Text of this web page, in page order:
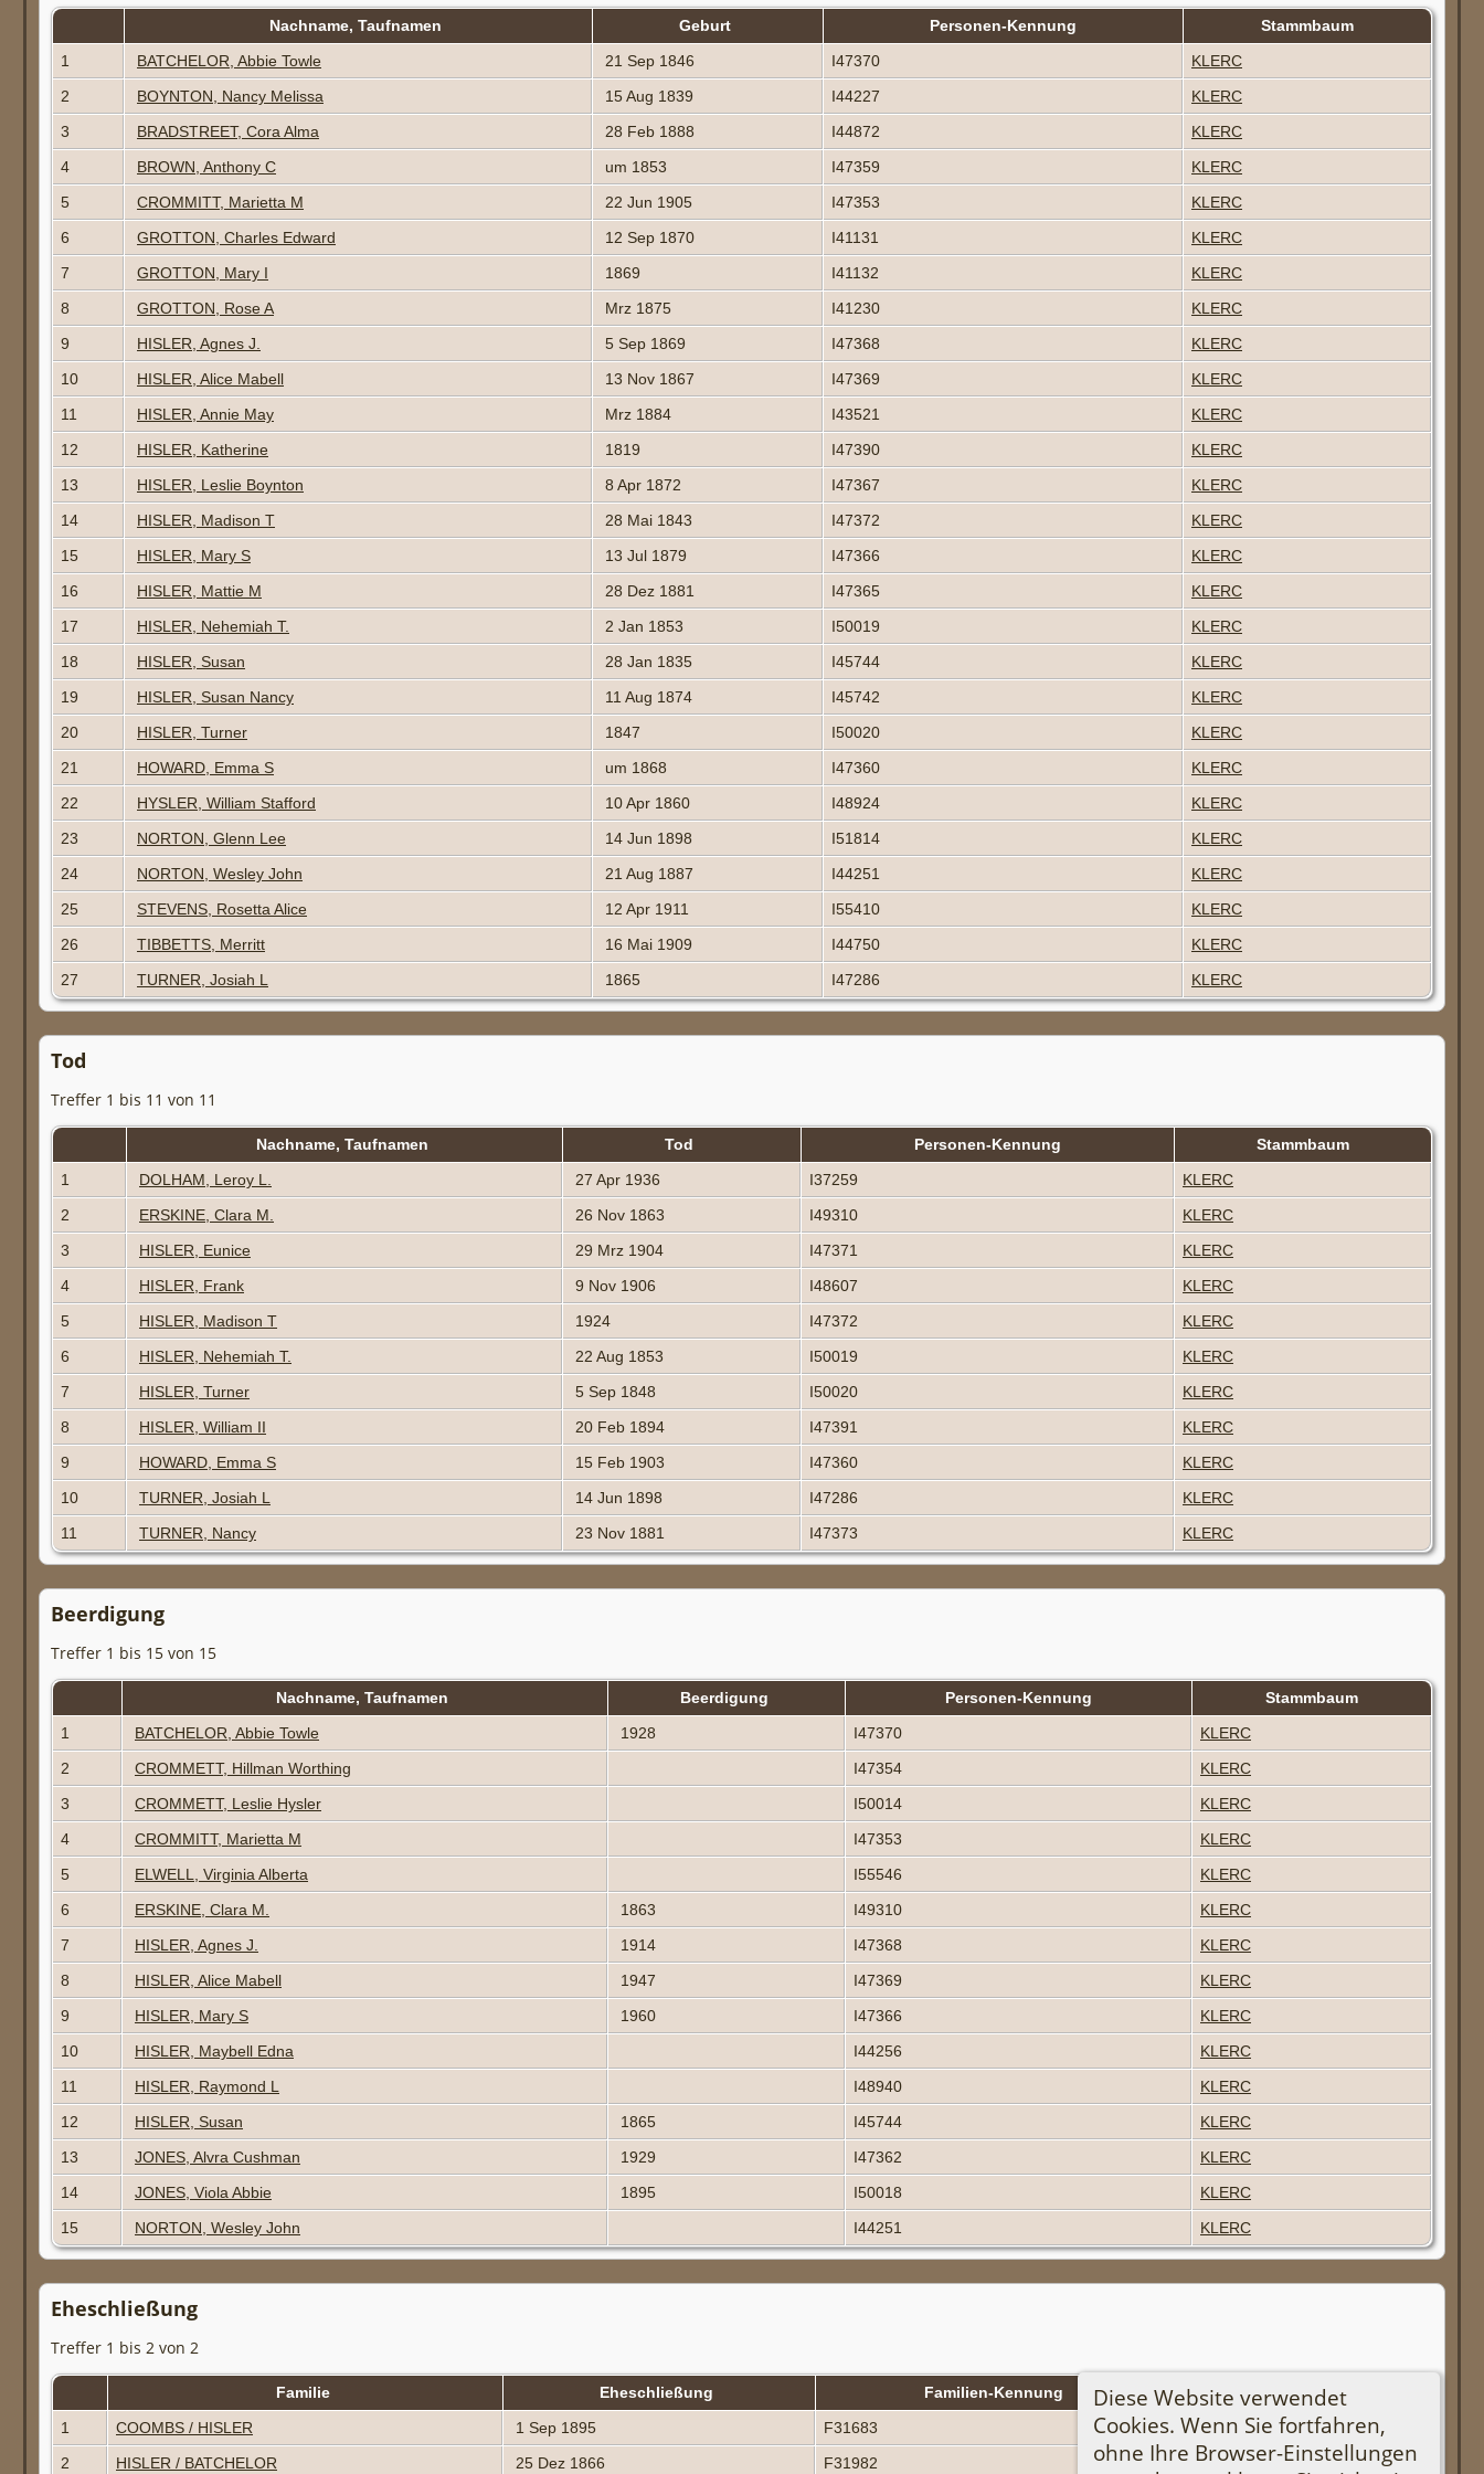
Diese Website verwendet
Cookies. Wenn Sie fortfahren,
ohne Ihre Browser-Einstellungen
Nachname, Taufnamen Geburt Personen-Kennung
Stammbaum
1
BATCHELOR, Abbie Towle 21 Sep 1846 I47370
KLERC
2
BOYNTON, Nancy Melissa 15 Aug 1839 I44227
KLERC
3
BRADSTREET, Cora Alma 28 Feb 1888 I44872
KLERC
4
BROWN, Anthony C um 1853 I47359
KLERC
5
CROMMITT, Marietta M 22 Jun 1905 I47353
KLERC
6
GROTTON, Charles Edward 12 Sep 1870 I41131
KLERC
7
GROTTON, Mary I 1869 I41132
KLERC
8
GROTTON, Rose A Mrz 1875 I41230
KLERC
9
HISLER, Agnes J. 5 Sep 1869 I47368
KLERC
10
HISLER, Alice Mabell 13 Nov 1867 I47369
KLERC
11
HISLER, Annie May Mrz 1884 I43521
KLERC
12
HISLER, Katherine 1819 I47390
KLERC
13
HISLER, Leslie Boynton 8 Apr 1872 I47367
KLERC
14
HISLER, Madison T 28 Mai 1843 I47372
KLERC
15
HISLER, Mary S 13 Jul 1879 I47366
KLERC
16
HISLER, Mattie M 28 Dez 1881 I47365
KLERC
17
HISLER, Nehemiah T. 2 Jan 1853 I50019
KLERC
18
HISLER, Susan 28 Jan 1835 I45744
KLERC
19
HISLER, Susan Nancy 11 Aug 1874 I45742
KLERC
20
HISLER, Turner 1847 I50020
KLERC
21
HOWARD, Emma S um 1868 I47360
KLERC
22
HYSLER, William Stafford 10 Apr 1860 I48924
KLERC
23
NORTON, Glenn Lee 14 Jun 1898 I51814
KLERC
24
NORTON, Wesley John 21 Aug 1887 I44251
KLERC
25
STEVENS, Rosetta Alice 12 Apr 1911 I55410
KLERC
26
TIBBETTS, Merritt 16 Mai 1909 I44750
KLERC
27
TURNER, Josiah L 1865 I47286 KLERC
Tod
Treffer 1 bis 11 von 11
Nachname, Taufnamen Tod Personen-Kennung
Stammbaum
1
DOLHAM, Leroy L. 27 Apr 1936 I37259
KLERC
2
ERSKINE, Clara M. 26 Nov 1863 I49310
KLERC
3
HISLER, Eunice 29 Mrz 1904 I47371
KLERC
4
HISLER, Frank 9 Nov 1906 I48607
KLERC
5
HISLER, Madison T 1924 I47372
KLERC
6
HISLER, Nehemiah T. 22 Aug 1853 I50019
KLERC
7
HISLER, Turner 5 Sep 1848 I50020
KLERC
8
HISLER, William II 20 Feb 1894 I47391
KLERC
9
HOWARD, Emma S 15 Feb 1903 I47360
KLERC
10
TURNER, Josiah L 14 Jun 1898 I47286
KLERC
11
TURNER, Nancy 23 Nov 1881 I47373 KLERC
Beerdigung
Treffer 1 bis 15 von 15
Nachname, Taufnamen Beerdigung Personen-Kennung
Stammbaum
1
BATCHELOR, Abbie Towle 1928 I47370
KLERC
2
CROMMETT, Hillman Worthing I47354
KLERC
3
CROMMETT, Leslie Hysler I50014
KLERC
4
CROMMITT, Marietta M I47353
KLERC
5
ELWELL, Virginia Alberta I55546
KLERC
6
ERSKINE, Clara M. 1863 I49310
KLERC
7
HISLER, Agnes J. 1914 I47368
KLERC
8
HISLER, Alice Mabell 1947 I47369
KLERC
9
HISLER, Mary S 1960 I47366
KLERC
10
HISLER, Maybell Edna I44256
KLERC
11
HISLER, Raymond L I48940
KLERC
12
HISLER, Susan 1865 I45744
KLERC
13
JONES, Alvra Cushman 1929 I47362
KLERC
14
JONES, Viola Abbie 1895 I50018
KLERC
15
NORTON, Wesley John I44251 KLERC
Eheschließung
Treffer 1 bis 2 von 2
Familie Eheschließung Familien-Kennung
Stammbaum
1
COOMBS / HISLER 1 Sep 1895 F31683
KLERC
2
HISLER / BATCHELOR 25 Dez 1866 F31982 KLERC